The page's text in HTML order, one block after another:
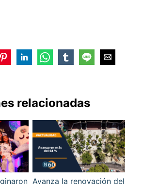
relacionadas
Avanza la renovación del